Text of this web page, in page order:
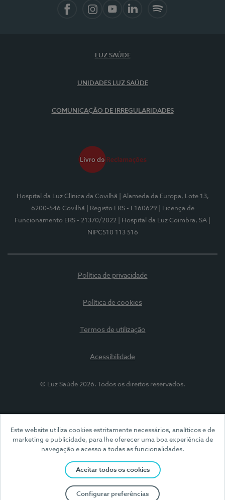
Este website utiliza cookies estritamente necessários, analíticos e de
marketing e publicidade, para lhe oferecer uma boa experiência de
navegação e acesso a todas as funcionalidades.
Aceitar todos os cookies
Configurar preferências
LUZ SAÚDE
UNIDADES LUZ SAÚDE
COMUNICAÇÃO DE IRREGULARIDADES
Hospital da Luz Clínica da Covilhã
| Alameda da Europa, Lote 13,
6200-546 Covilhã
| Registo ERS - E160629
| Licença de
Funcionamento ERS - 21370/2022
| Hospital da Luz Coimbra, SA
NIPC510 113 516
Política de privacidade
Política de cookies
Termos de utilização
Acessibilidade
© Luz Saúde 2026. Todos os direitos reservados.